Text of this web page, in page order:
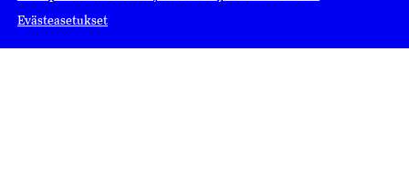
Evästeasetukset